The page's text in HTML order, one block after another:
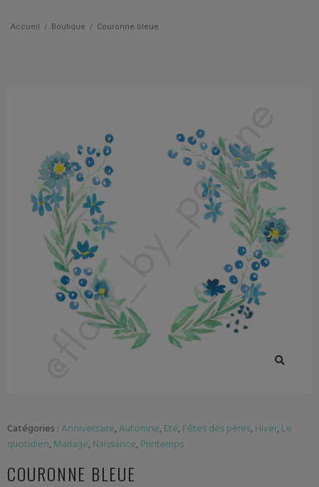
La papeterie
Accueil / Boutique / Couronne bleue
Catégories : Anniversaire,Automne,Eté,Fêtes des pères,Hiver,Le
quotidien,Mariage,Naissance,Printemps
COURONNE BLEUE